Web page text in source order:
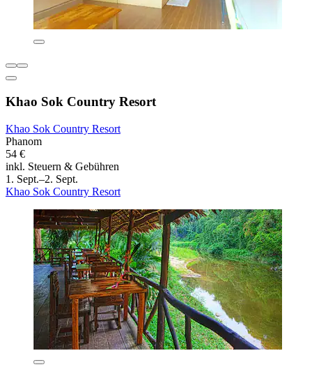
Khao Sok Country Resort
Khao Sok Country Resort
Phanom
54 €
inkl. Steuern & Gebühren
1. Sept.–2. Sept.
Khao Sok Country Resort